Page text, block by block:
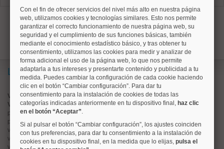
1
Lo más buscado
Valorar vivienda online
Vender piso
pisos enchamberí
pisos en moncloa
viviendas enargüelles
viviendas entetuán
viviendas encuatro caminos
Con el fin de ofrecer servicios del nivel más alto en nuestra página
web, utilizamos cookies y tecnologías similares. Esto nos permite
garantizar el correcto funcionamiento de nuestra página web, su
seguridad y el cumplimiento de sus funciones básicas, también
mediante el conocimiento estadístico básico, y tras obtener tu
consentimiento, utilizamos las cookies para medir y analizar de
forma adicional el uso de la página web, lo que nos permite
adaptarla a tus intereses y presentarte contenido y publicidad a tu
medida. Puedes cambiar la configuración de cada cookie haciendo
clic en el botón “Cambiar configuración”. Para dar tu
consentimiento para la instalación de cookies de todas las
categorías indicadas anteriormente en tu dispositivo final, haz clic
en el botón “Aceptar”.
Si al pulsar el botón “Cambiar configuración”, los ajustes coinciden
con tus preferencias, para dar tu consentimiento a la instalación de
cookies en tu dispositivo final, en la medida que lo elijas, pulsa el